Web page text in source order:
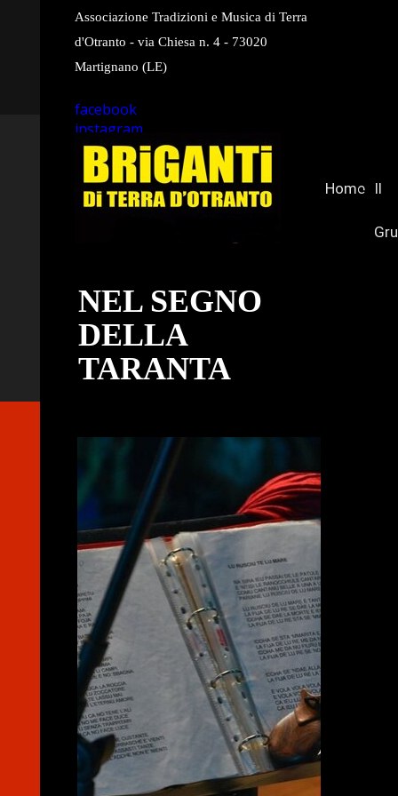
Associazione Tradizioni e Musica di Terra
d'Otranto - via Chiesa n. 4 - 73020
Martignano (LE)
facebook
instagram
youtube
Home Il
NEL SEGNO
DELLA
TARANTA